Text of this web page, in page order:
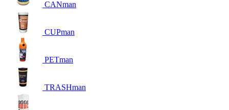
CANman
CUPman
PETman
TRASHman